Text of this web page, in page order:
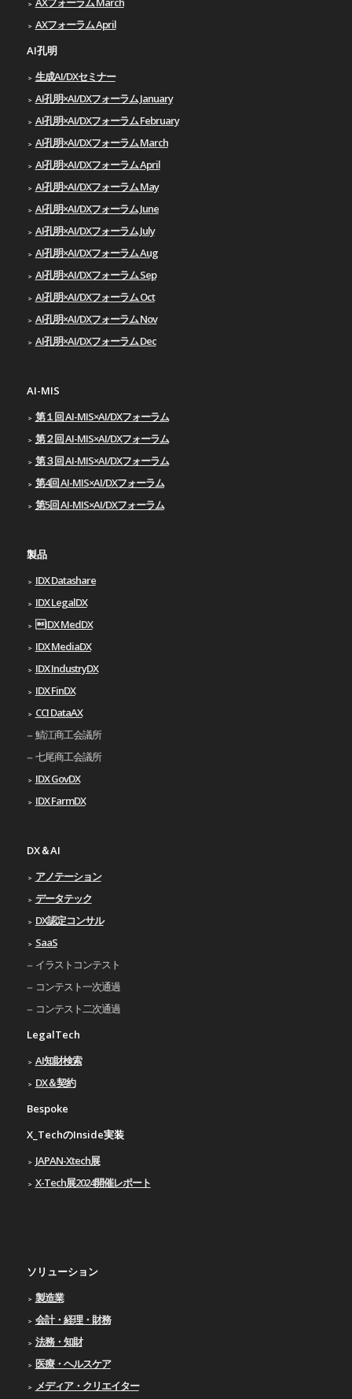
AXフォーラム April
AI孔明
生成AI/DXセミナー
AI孔明×AI/DXフォーラム January
AI孔明×AI/DXフォーラム February
AI孔明×AI/DXフォーラム March
AI孔明×AI/DXフォーラム April
AI孔明×AI/DXフォーラム May
AI孔明×AI/DXフォーラム June
AI孔明×AI/DXフォーラム July
AI孔明×AI/DXフォーラム Aug
AI孔明×AI/DXフォーラム Sep
AI孔明×AI/DXフォーラム Oct
AI孔明×AI/DXフォーラム Nov
AI孔明×AI/DXフォーラム Dec
AI-MIS
第１回 AI-MIS×AI/DXフォーラム
第２回 AI-MIS×AI/DXフォーラム
第３回 AI-MIS×AI/DXフォーラム
第4回 AI-MIS×AI/DXフォーラム
第5回 AI-MIS×AI/DXフォーラム
製品
IDX Datashare
IDX LegalDX
IDX MedDX
IDX MediaDX
IDX IndustryDX
IDX FinDX
CCI DataAX
鯖江商工会議所
七尾商工会議所
IDX GovDX
IDX FarmDX
DX＆AI
アノテーション
データテック
DX認定コンサル
SaaS
イラストコンテスト
コンテスト一次通過
コンテスト二次通過
LegalTech
AI知財検索
DX＆契約
Bespoke
X_TechのInside実装
JAPAN-Xtech展
X-Tech展2024開催レポート
ソリューション
製造業
会計・経理・財務
法務・知財
医療・ヘルスケア
メディア・クリエイター